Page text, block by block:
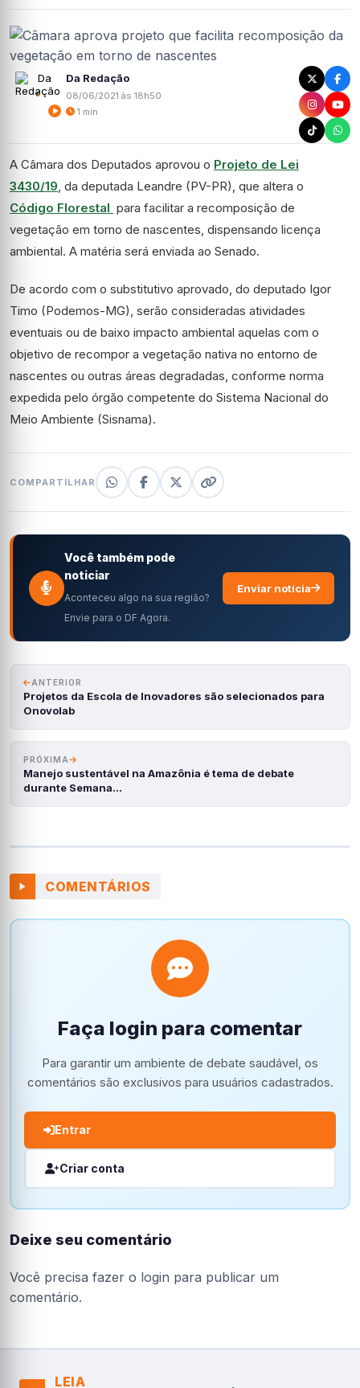
Da Redação
08/06/2021 às 18h50
1 min
A Câmara dos Deputados aprovou o Projeto de Lei
3430/19, da deputada Leandre (PV-PR), que altera o
Código Florestal para facilitar a recomposição de
vegetação em torno de nascentes, dispensando licença
ambiental. A matéria será enviada ao Senado.
De acordo com o substitutivo aprovado, do deputado Igor
Timo (Podemos-MG), serão consideradas atividades
eventuais ou de baixo impacto ambiental aquelas com o
objetivo de recompor a vegetação nativa no entorno de
nascentes ou outras áreas degradadas, conforme norma
expedida pelo órgão competente do Sistema Nacional do
Meio Ambiente (Sisnama).
COMPARTILHAR
Você também pode
noticiar
Aconteceu algo na sua região?
Envie para o DF Agora.
Enviar notícia
ANTERIOR
Projetos da Escola de Inovadores são selecionados para
Onovolab
PRÓXIMA
Manejo sustentável na Amazônia é tema de debate
durante Semana…
COMENTÁRIOS
Faça login para comentar
Para garantir um ambiente de debate saudável, os
comentários são exclusivos para usuários cadastrados.
Entrar
Criar conta
Deixe seu comentário
Você precisa fazer o login para publicar um
comentário.
LEIA